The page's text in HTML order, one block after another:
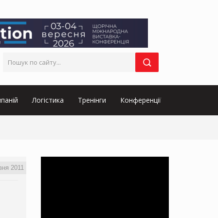
Логістика Тренінги Конференції
2011